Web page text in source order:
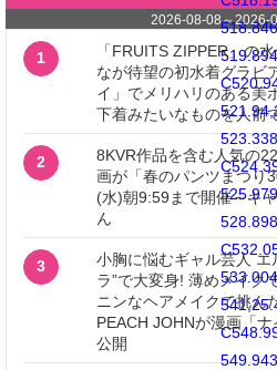
2026-08-08～2026-
1
「FRUITS ZIPPER」の
なが待望の初水着グラビ
イ」でメリハリのある美
下着みたいなものを人前
2
8KVR作品を含む人気の
画が「春のパンツまつり
(水)朝9:59まで開催～キ
ん
3
小胸に悩むギャル芸人 エ
ラ”で大変身! 薄めメイク
ニンなヘアメイクで挑ん
PEACH JOHNが漫画「
公開